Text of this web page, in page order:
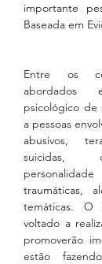
importante
Baseada em
Entre os
abordados
psicológico de
a pessoas
abusivos,
suicidas,
traumáticas,
temáticas. O
voltado a
promoverão
estão